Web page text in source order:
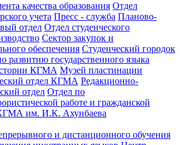
качества образования Отдел
учета Пресс - служба Планово-
отдел Отдел студенческого
Сектор закупок и
обеспечения Студенческий городок
развитию государственного языка
КГМА Музей пластинации
отдел КГМА Редакционно-
отдел Отдел по
работе и гражданской
им. И.К. Ахунбаева
и дистанционного обучения